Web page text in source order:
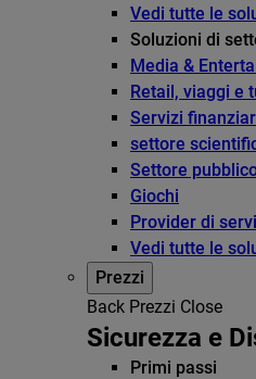
Vedi tutte le
Soluzioni di
Media &
Retail, viaggi e
Servizi
settore
Settore
Giochi
Provider di
Vedi tutte le
Prezzi
Back Prezzi Close
Sicurezza e
Primi passi